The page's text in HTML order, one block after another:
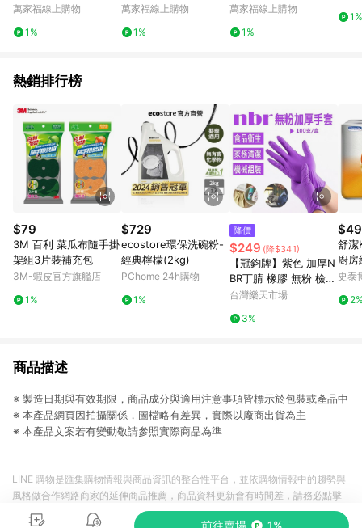
萬家福線上購物
1%
萬家福線上購物
1%
萬家福線上購物
1%
1%
熱銷排行榜
$79
3M 百利 菜瓜布隨手掛
架組3片裝補充包
3M-蝦皮官方旗艦店
1%
$729
ecostore環保洗碗粉-
經典檸檬(2kg)
PChome 24h購物
1%
降價
$249 (降$341)
【冠鈞牌】紫色 加厚N
BR丁腈 橡膠 無粉 檢驗
手套S/M/L號(100只裝
套)
台灣樂天市場
3%
舒潔
廚
0張/
史泰
商品描述
※ 製造日期與有效期限，商品成分與適用注意事項皆標示於包裝或產品中
※ 本產品網頁因拍攝關係，圖檔略有差異，實際以廠商出貨為主
※ 本產品文案若有變動敬請參照實際商品為準
前往賣場 1%
LINE 購物是匯集購物情報與商品資訊的整合性平台，並依購物情報中的趨勢與
風格做合作網路商家的延伸商品推薦，商品資料更新會有時間差，請務必點擊
商品至各合作網路商家，確認現售價與購物條件，一切資訊以合作廠商網頁為